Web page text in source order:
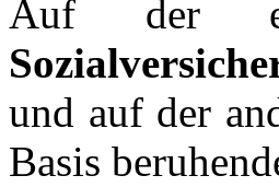
Auf der
und auf der
Basis